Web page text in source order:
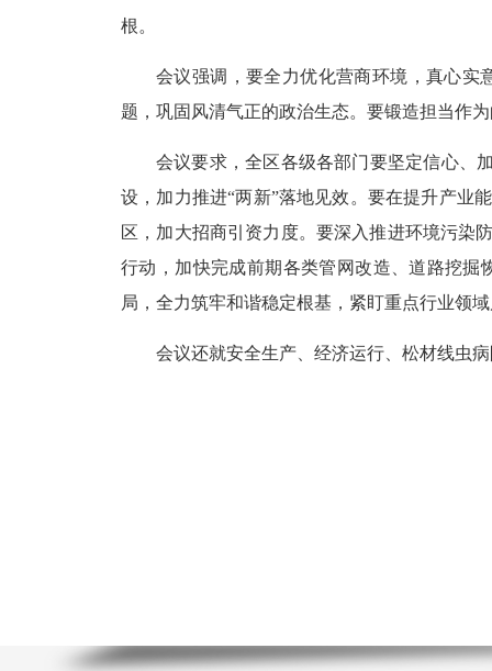
根。
会议强调，要全力优化营商环境，真心实
题，巩固风清气正的政治生态。要锻造担当作
会议要求，全区各级各部门要坚定信心、
设，加力推进“两新”落地见效。要在提升产业
区，加大招商引资力度。要深入推进环境污染
行动，加快完成前期各类管网改造、道路挖
局，全力筑牢和谐稳定根基，紧盯重点行业领
会议还就安全生产、经济运行、松材线虫